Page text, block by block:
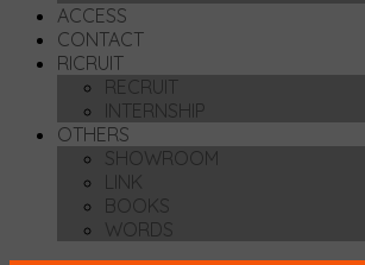
ACCESS
CONTACT
RICRUIT
RECRUIT
INTERNSHIP
OTHERS
SHOWROOM
LINK
BOOKS
WORDS